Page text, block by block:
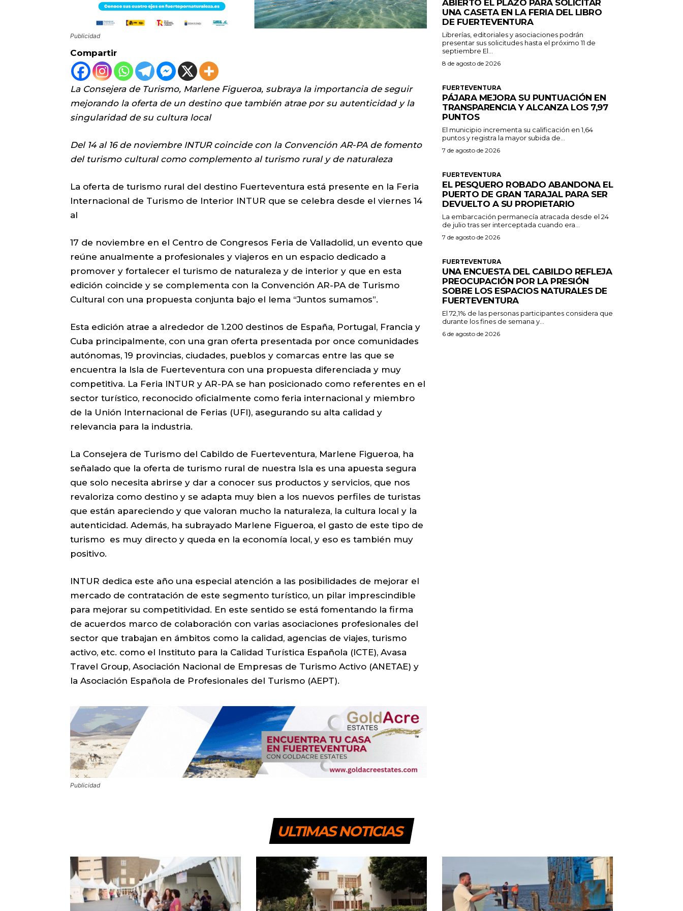
Publicidad
Compartir
La Consejera de Turismo, Marlene Figueroa, subraya la importancia de seguir
mejorando la oferta de un destino que también atrae por su autenticidad y la
singularidad de su cultura local
Del 14 al 16 de noviembre INTUR coincide con la Convención AR-PA de fomento
del turismo cultural como complemento al turismo rural y de naturaleza
La oferta de turismo rural del destino Fuerteventura está presente en la Feria
Internacional de Turismo de Interior INTUR que se celebra desde el viernes 14
al
17 de noviembre en el Centro de Congresos Feria de Valladolid, un evento que
reúne anualmente a profesionales y viajeros en un espacio dedicado a
promover y fortalecer el turismo de naturaleza y de interior y que en esta
edición coincide y se complementa con la Convención AR-PA de Turismo
Cultural con una propuesta conjunta bajo el lema “Juntos sumamos”.
Esta edición atrae a alrededor de 1.200 destinos de España, Portugal, Francia y
Cuba principalmente, con una gran oferta presentada por once comunidades
autónomas, 19 provincias, ciudades, pueblos y comarcas entre las que se
encuentra la Isla de Fuerteventura con una propuesta diferenciada y muy
competitiva. La Feria INTUR y AR-PA se han posicionado como referentes en el
sector turístico, reconocido oficialmente como feria internacional y miembro
de la Unión Internacional de Ferias (UFI), asegurando su alta calidad y
relevancia para la industria.
La Consejera de Turismo del Cabildo de Fuerteventura, Marlene Figueroa, ha
señalado que la oferta de turismo rural de nuestra Isla es una apuesta segura
que solo necesita abrirse y dar a conocer sus productos y servicios, que nos
revaloriza como destino y se adapta muy bien a los nuevos perfiles de turistas
que están apareciendo y que valoran mucho la naturaleza, la cultura local y la
autenticidad. Además, ha subrayado Marlene Figueroa, el gasto de este tipo de
turismo es muy directo y queda en la economía local, y eso es también muy
positivo.
INTUR dedica este año una especial atención a las posibilidades de mejorar el
mercado de contratación de este segmento turístico, un pilar imprescindible
para mejorar su competitividad. En este sentido se está fomentando la firma
de acuerdos marco de colaboración con varias asociaciones profesionales del
sector que trabajan en ámbitos como la calidad, agencias de viajes, turismo
activo, etc. como el Instituto para la Calidad Turística Española (ICTE), Avasa
Travel Group, Asociación Nacional de Empresas de Turismo Activo (ANETAE) y
la Asociación Española de Profesionales del Turismo (AEPT).
Publicidad
ABIERTO EL PLAZO PARA SOLICITAR
UNA CASETA EN LA FERIA DEL LIBRO
DE FUERTEVENTURA
Librerías, editoriales y asociaciones podrán
presentar sus solicitudes hasta el próximo 11 de
septiembre El...
8 de agosto de 2026
FUERTEVENTURA
PÁJARA MEJORA SU PUNTUACIÓN EN
TRANSPARENCIA Y ALCANZA LOS 7,97
PUNTOS
El municipio incrementa su calificación en 1,64
puntos y registra la mayor subida de...
7 de agosto de 2026
FUERTEVENTURA
EL PESQUERO ROBADO ABANDONA EL
PUERTO DE GRAN TARAJAL PARA SER
DEVUELTO A SU PROPIETARIO
La embarcación permanecía atracada desde el 24
de julio tras ser interceptada cuando era...
7 de agosto de 2026
FUERTEVENTURA
UNA ENCUESTA DEL CABILDO REFLEJA
PREOCUPACIÓN POR LA PRESIÓN
SOBRE LOS ESPACIOS NATURALES DE
FUERTEVENTURA
El 72,1% de las personas participantes considera que
durante los fines de semana y...
6 de agosto de 2026
ULTIMAS NOTICIAS